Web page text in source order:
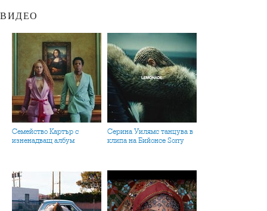
ВИДЕО
Семейство Картър с
изненадващ албум
Серина Уилямс танцува в
клипа на Бийонсе Sorry